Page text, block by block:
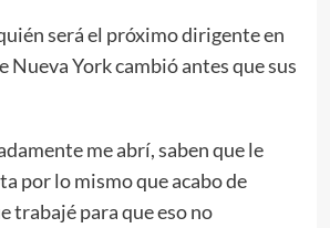
será el próximo dirigente en
Nueva York cambió antes que sus
me abrí, saben que le
por lo mismo que acabo de
trabajé para que eso no